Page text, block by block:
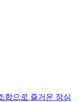
합으로 즐거운 점심